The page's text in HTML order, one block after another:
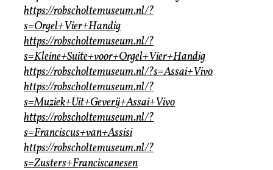
https://robscholtemuseum.nl/?
s=Orgel+Vier+Handig
https://robscholtemuseum.nl/?
s=Kleine+Suite+voor+Orgel+Vier+Handig
https://robscholtemuseum.nl/?s=Assai+Vivo
https://robscholtemuseum.nl/?
s=Muziek+Uit+Geverij+Assai+Vivo
https://robscholtemuseum.nl/?
s=Franciscus+van+Assisi
https://robscholtemuseum.nl/?
s=Zusters+Franciscanesen